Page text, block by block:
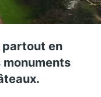
partout en
monuments